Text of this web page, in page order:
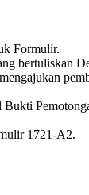
Formulir.
bertuliskan
1721-A2.